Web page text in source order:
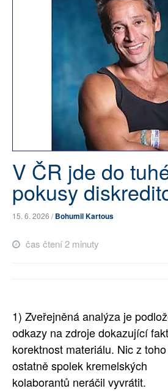
V ČR jde do
pokusy
15. 6. 2026 /Bohumil Kartous
čas čtení 2 minuty
1) Zveřejněná analýza je
odkazy na zdroje dokazující
korektnost materiálu. Nic z
ostatně spolek kremelských
kolaborantů neráčil vyvrátit.